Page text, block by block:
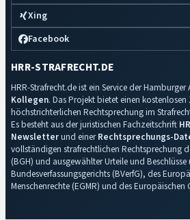
Xing
Facebook
HRR-STRAFRECHT.DE
HRR-Strafrecht.de ist ein Service der
Kollegen. Das Projekt bietet einen
höchstrichterlichen Rechtsprechung im
Es besteht aus der juristischen Fachzeitschrift
Newsletterund einerRechtsprechungs-
vollständigen strafrechtlichen Rechtsprechung
(BGH) und ausgewählter Urteile und Beschlüsse
Bundesverfassungsgerichts (BVerfG), des
Menschenrechte (EGMR) und des Europäischen